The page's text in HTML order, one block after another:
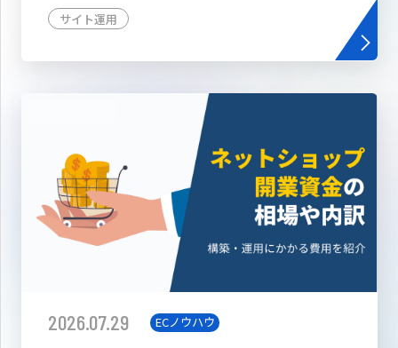
サイト運用
2026.07.29 ECノウハウ